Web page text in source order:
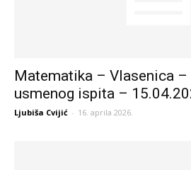
Matematika – Vlasenica
usmenog ispita –
Ljubiša Cvijić - 16. aprila 2026.